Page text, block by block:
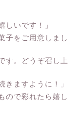
しいです！」
子をご用意しまし
す。どうぞ召し上
きますように！」
ので彩れたら嬉し